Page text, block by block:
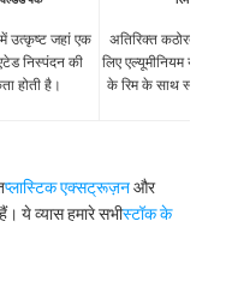
में उत्कृष्ट जहां एक
निस्पंदन की
होती है।
अतिरिक्त कठोरता और
लिए एल्यूमीनियम या
के रिम के साथ स्पॉट
प्लास्टिक एक्सट्रूज़न और
ये व्यास हमारे सभीस्टॉक के